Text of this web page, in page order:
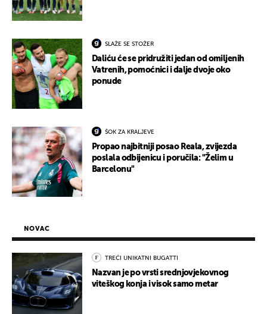
SLAŽE SE STOŽER
Daliću će se pridružiti jedan od omiljenih
Vatrenih, pomoćnici i dalje dvoje oko
ponude
ŠOK ZA KRALJEVE
Propao najbitniji posao Reala, zvijezda
poslala odbijenicu i poručila: "Želim u
Barcelonu"
NOVAC
TREĆI UNIKATNI BUGATTI
Nazvan je po vrsti srednjovjekovnog
viteškog konja i visok samo metar